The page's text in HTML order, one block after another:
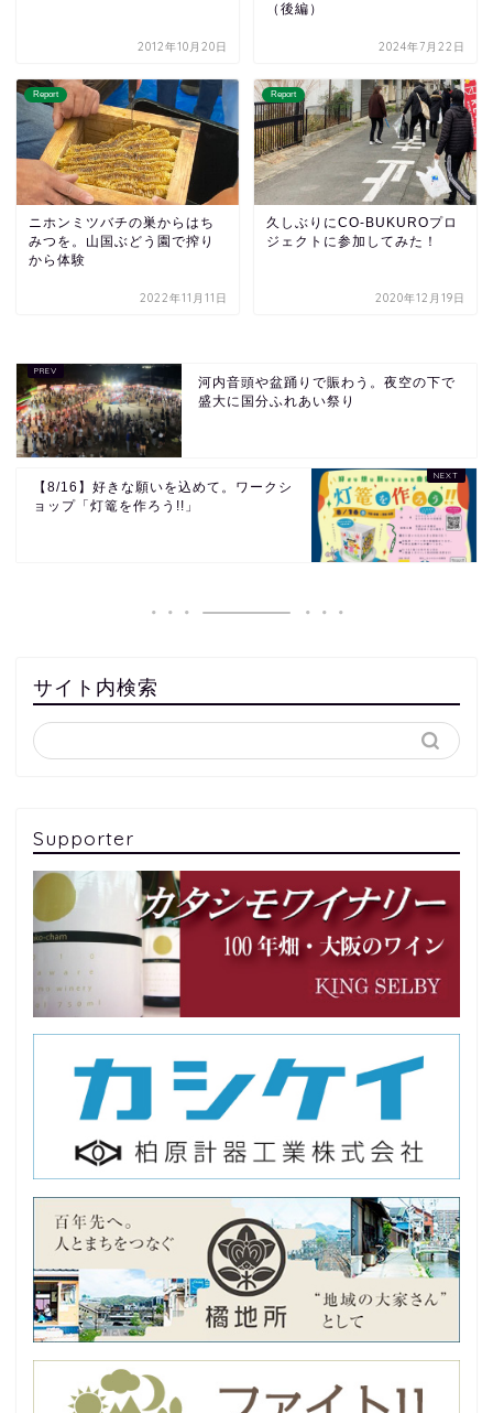
2012年10月20日
（後編）
2024年7月22日
Report
ニホンミツバチの巣からはち
みつを。山国ぶどう園で搾り
から体験
2022年11月11日
Report
久しぶりにCO-BUKUROプロ
ジェクトに参加してみた！
2020年12月19日
河内音頭や盆踊りで賑わう。夜空の下で
盛大に国分ふれあい祭り
【8/16】好きな願いを込めて。ワークシ
ョップ「灯篭を作ろう!!」
サイト内検索
Supporter